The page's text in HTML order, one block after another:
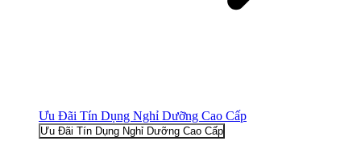
Ưu Đãi Tín Dụng Nghỉ Dưỡng Cao Cấp
Ưu Đãi Tín Dụng Nghỉ Dưỡng Cao Cấp